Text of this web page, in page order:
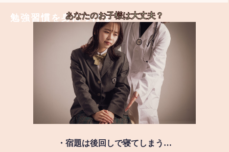
勉強習慣を身につける
あなたのお子様は大丈夫？
・宿題は後回しで寝てしまう…